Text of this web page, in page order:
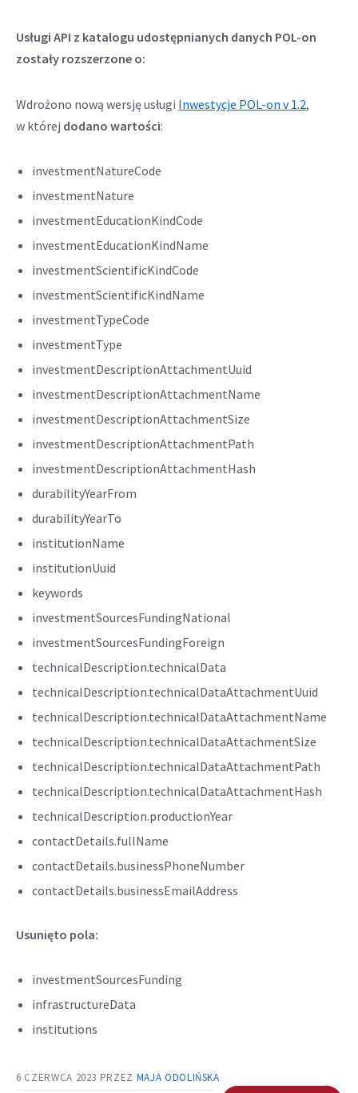
Usługi API z katalogu udostępnianych danych POL-on
zostały rozszerzone o:
Wdrożono nową wersję usługi Inwestycje POL-on v 1.2,
w której dodano wartości:
investmentNatureCode
investmentNature
investmentEducationKindCode
investmentEducationKindName
investmentScientificKindCode
investmentScientificKindName
investmentTypeCode
investmentType
investmentDescriptionAttachmentUuid
investmentDescriptionAttachmentName
investmentDescriptionAttachmentSize
investmentDescriptionAttachmentPath
investmentDescriptionAttachmentHash
durabilityYearFrom
durabilityYearTo
institutionName
institutionUuid
keywords
investmentSourcesFundingNational
investmentSourcesFundingForeign
technicalDescription.technicalData
technicalDescription.technicalDataAttachmentUuid
technicalDescription.technicalDataAttachmentName
technicalDescription.technicalDataAttachmentSize
technicalDescription.technicalDataAttachmentPath
technicalDescription.technicalDataAttachmentHash
technicalDescription.productionYear
contactDetails.fullName
contactDetails.businessPhoneNumber
contactDetails.businessEmailAddress
Usunięto pola:
investmentSourcesFunding
infrastructureData
institutions
6 CZERWCA 2023 PRZEZ MAJA ODOLIŃSKA